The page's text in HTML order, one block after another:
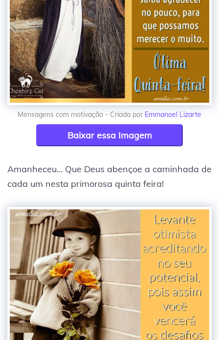
Mensagens com motivação - Criada por Emmanoel Lizarte
Baixar essa Imagem
Amanheceu… Que Deus abençoe a caminhada de
cada um nesta primorosa quinta feira!